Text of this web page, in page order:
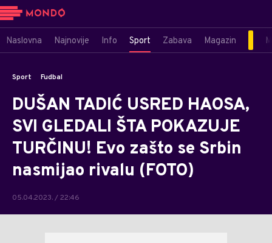
Naslovna Najnovije Info Sport Zabava Magazin
Sport Fudbal
DUŠAN TADIĆ USRED HAOSA,
SVI GLEDALI ŠTA POKAZUJE
TURČINU! Evo zašto se Srbin
nasmijao rivalu (FOTO)
05.04.2023. / 22:46